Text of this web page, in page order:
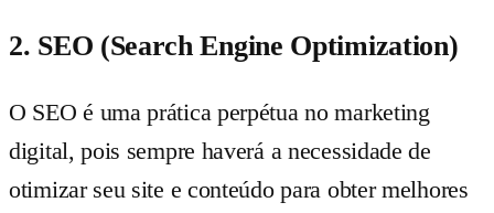
2. SEO (Search Engine Optimization)
O SEO é uma prática perpétua no marketing
digital, pois sempre haverá a necessidade de
otimizar seu site e conteúdo para obter melhores